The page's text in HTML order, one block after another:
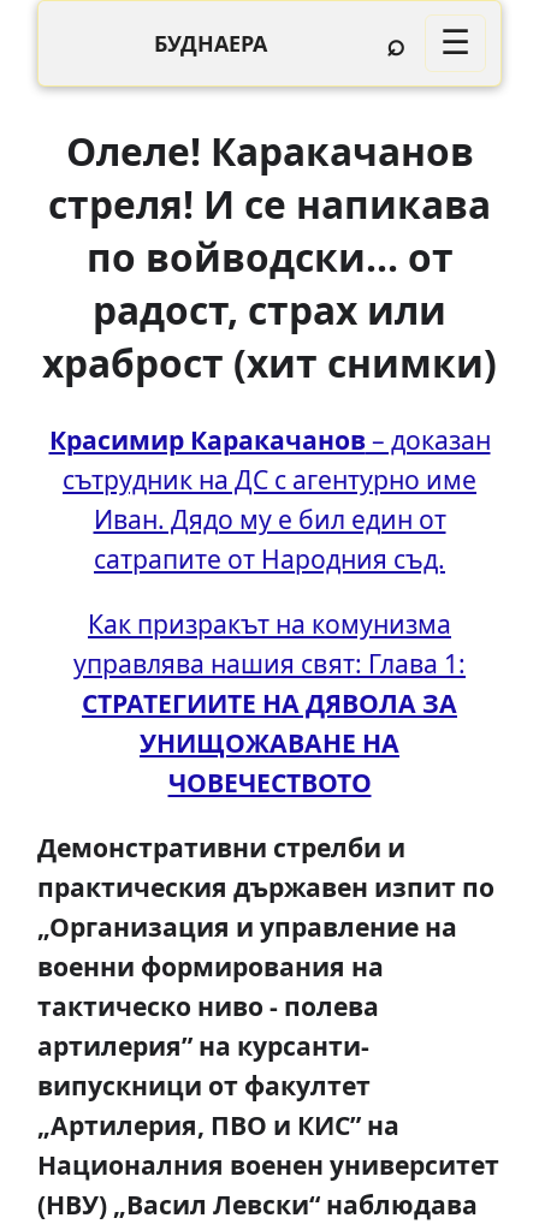
БУДНАЕРА ⌕ ☰
Олеле! Каракачанов
стреля! И се напикава
по войводски... от
радост, страх или
храброст (хит снимки)
Красимир Каракачанов– доказан
сътрудник на ДС с агентурно име
Иван. Дядо му е бил един от
сатрапите от Народния съд.
Как призракът на комунизма
управлява нашия свят: Глава 1:
СТРАТЕГИИТЕ НА ДЯВОЛА ЗА
УНИЩОЖАВАНЕ НА
ЧОВЕЧЕСТВОТО
Демонстративни стрелби и
практическия държавен изпит по
„Организация и управление на
военни формирования на
тактическо ниво - полева
артилерия” на курсанти-
випускници от факултет
„Артилерия, ПВО и КИС” на
Националния военен университет
(НВУ) „Васил Левски“ наблюдава